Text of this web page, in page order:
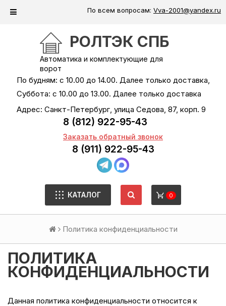
По всем вопросам: Vva-2001@yandex.ru
РОЛТЭК СПБ
Автоматика и комплектующие для
ворот
По будням: с 10.00 до 14.00. Далее только доставка,
Суббота: с 10.00 до 13.00. Далее только доставка
Адрес: Санкт-Петербург, улица Седова, 87, корп. 9
8 (812) 922-95-43
Заказать обратный звонок
8 (911) 922-95-43
КАТАЛОГ 0
Политика конфиденциальности
ПОЛИТИКА
КОНФИДЕНЦИАЛЬНОСТИ
Данная политика конфиденциальности относится к